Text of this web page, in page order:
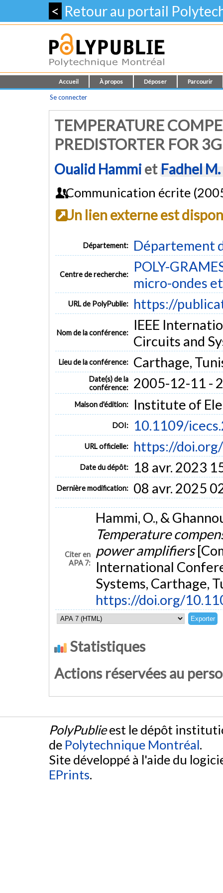
< Retour au portail
Accueil À propos Déposer Parcourir
Se connecter
TEMPERATURE
PREDISTORTER FOR
Oualid Hammiet Fadhel
Communication écrite
Un lien externe est
Département: Département
Centre de recherche:
POLY-
micro-ondes
URL de PolyPublie: https://
Nom de la conférence:
IEEE
Circuits and
Lieu de la conférence: Carthage,
Date(s) de la
conférence:
2005-12-11 -
Maison d'édition: Institute of
DOI: 10.1109/
URL officielle: https://
Date du dépôt: 18 avr. 2023
Dernière modification: 08 avr. 2025
Citer en
APA 7:
Hammi, O., &
Temperature
power amplifiers
International
Systems, Carthage,
https://doi.org/
Statistiques
Actions réservées au
PolyPublieest le dépôt
de Polytechnique Montréal.
Site développé à l'aide du
EPrints.